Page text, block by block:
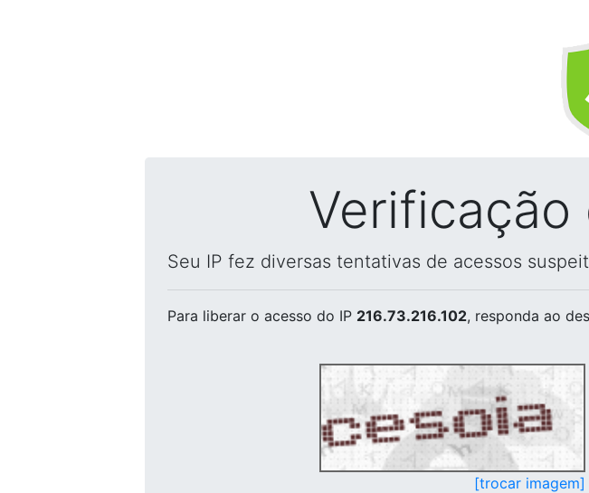
Verificação
Seu IP fez diversas tentativas de acessos
Para liberar o acesso do IP 216.73.216.102, responda ao
[trocar imagem]